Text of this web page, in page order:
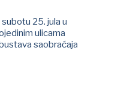
subotu 25. jula u
ulicama
saobraćaja